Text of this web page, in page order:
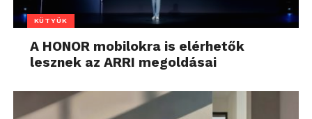
KÜTYÜK
A HONOR mobilokra is elérhetők
lesznek az ARRI megoldásai